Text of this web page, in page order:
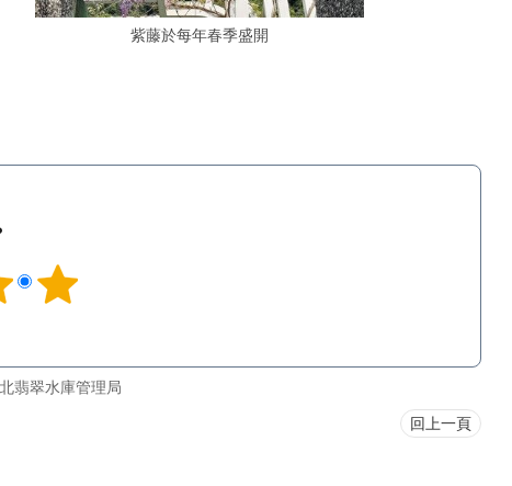
紫藤於每年春季盛開
翡翠水庫管理局
回上一頁